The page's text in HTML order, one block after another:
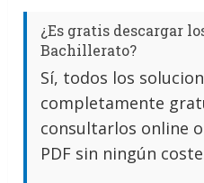
¿Es gratis descargar
Bachillerato?
Sí, todos los
completamente
consultarlos online
PDF sin ningún